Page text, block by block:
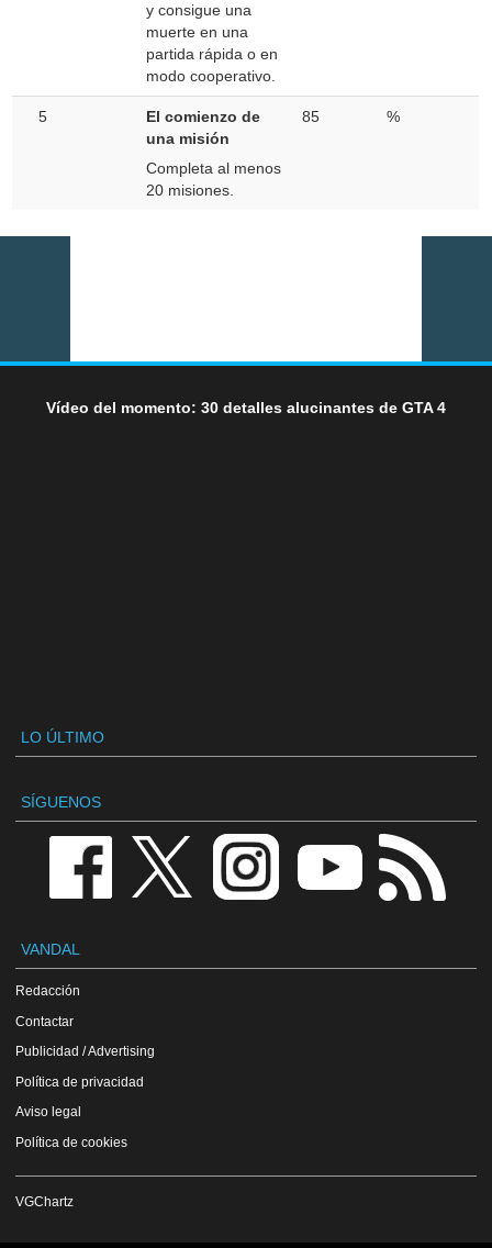
y consigue una
muerte en una
partida rápida o en
modo cooperativo.
5
El comienzo de
una misión
Completa al menos
20 misiones.
85 %
Vídeo del momento: 30 detalles alucinantes de GTA 4
LO ÚLTIMO
SÍGUENOS
VANDAL
Redacción
Contactar
Publicidad / Advertising
Política de privacidad
Aviso legal
Política de cookies
VGChartz